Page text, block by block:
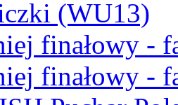
(WU13)
finałowy -
finałowy -